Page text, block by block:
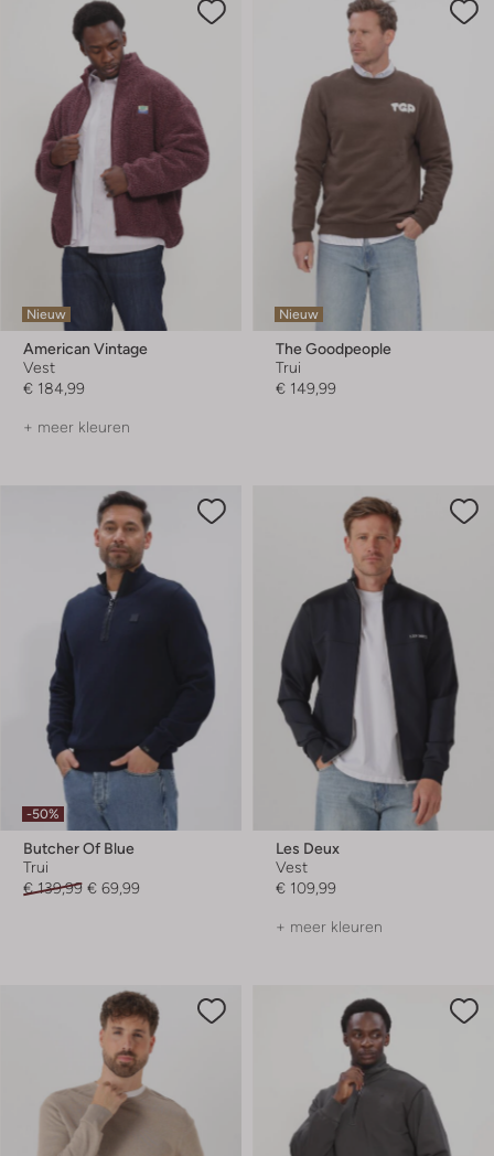
Nieuw
American Vintage
Vest
€ 184,99
+ meer kleuren
Nieuw
The Goodpeople
Trui
€ 149,99
-50%
Butcher Of Blue
Trui
€ 139,99 € 69,99
Les Deux
Vest
€ 109,99
+ meer kleuren